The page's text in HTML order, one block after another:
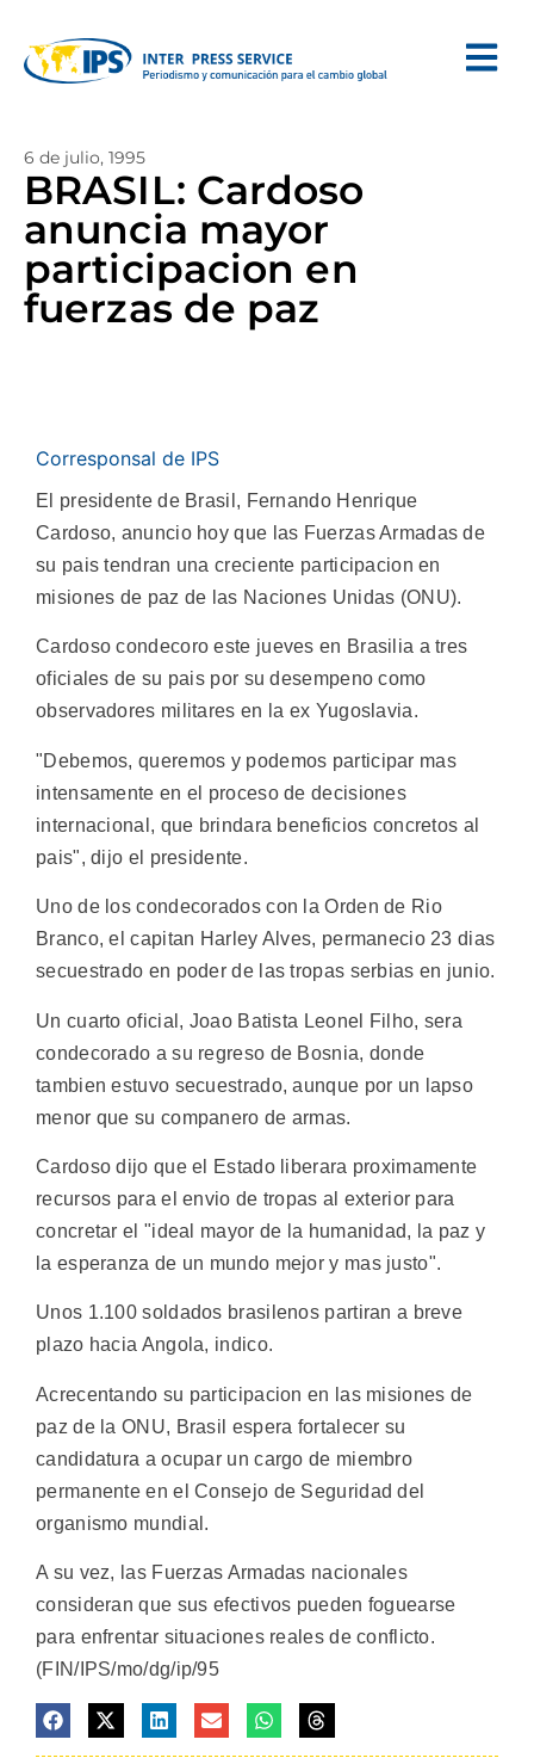
6 de julio, 1995
BRASIL: Cardoso
anuncia mayor
participacion en
fuerzas de paz
Corresponsal de IPS
El presidente de Brasil, Fernando Henrique
Cardoso, anuncio hoy que las Fuerzas Armadas de
su pais tendran una creciente participacion en
misiones de paz de las Naciones Unidas (ONU).
Cardoso condecoro este jueves en Brasilia a tres
oficiales de su pais por su desempeno como
observadores militares en la ex Yugoslavia.
"Debemos, queremos y podemos participar mas
intensamente en el proceso de decisiones
internacional, que brindara beneficios concretos al
pais", dijo el presidente.
Uno de los condecorados con la Orden de Rio
Branco, el capitan Harley Alves, permanecio 23 dias
secuestrado en poder de las tropas serbias en junio.
Un cuarto oficial, Joao Batista Leonel Filho, sera
condecorado a su regreso de Bosnia, donde
tambien estuvo secuestrado, aunque por un lapso
menor que su companero de armas.
Cardoso dijo que el Estado liberara proximamente
recursos para el envio de tropas al exterior para
concretar el "ideal mayor de la humanidad, la paz y
la esperanza de un mundo mejor y mas justo".
Unos 1.100 soldados brasilenos partiran a breve
plazo hacia Angola, indico.
Acrecentando su participacion en las misiones de
paz de la ONU, Brasil espera fortalecer su
candidatura a ocupar un cargo de miembro
permanente en el Consejo de Seguridad del
organismo mundial.
A su vez, las Fuerzas Armadas nacionales
consideran que sus efectivos pueden foguearse
para enfrentar situaciones reales de conflicto.
(FIN/IPS/mo/dg/ip/95